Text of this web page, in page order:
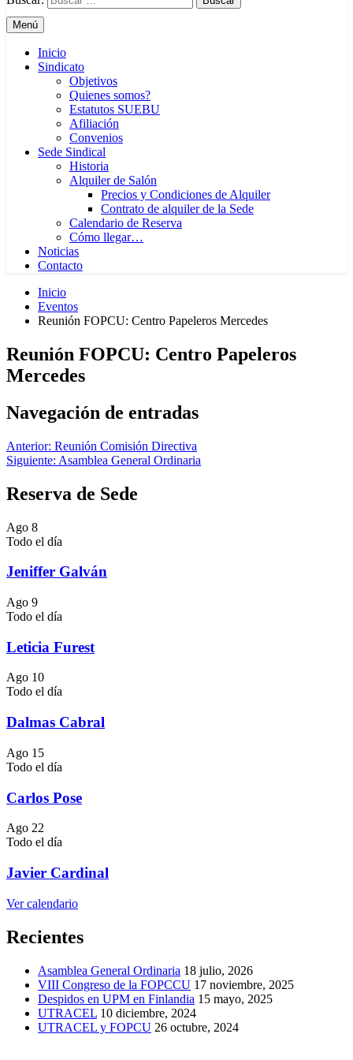
Menú
Inicio
Sindicato
Objetivos
Quienes somos?
Estatutos SUEBU
Afiliación
Convenios
Sede Sindical
Historia
Alquiler de Salón
Precios y Condiciones de Alquiler
Contrato de alquiler de la Sede
Calendario de Reserva
Cómo llegar…
Noticias
Contacto
Inicio
Eventos
Reunión FOPCU: Centro Papeleros Mercedes
Reunión FOPCU: Centro Papeleros
Mercedes
Navegación de entradas
Anterior: Reunión Comisión Directiva
Siguiente: Asamblea General Ordinaria
Reserva de Sede
Ago 8
Todo el día
Jeniffer Galván
Ago 9
Todo el día
Leticia Furest
Ago 10
Todo el día
Dalmas Cabral
Ago 15
Todo el día
Carlos Pose
Ago 22
Todo el día
Javier Cardinal
Ver calendario
Recientes
Asamblea General Ordinaria 18 julio, 2026
VIII Congreso de la FOPCCU 17 noviembre, 2025
Despidos en UPM en Finlandia 15 mayo, 2025
UTRACEL 10 diciembre, 2024
UTRACEL y FOPCU 26 octubre, 2024